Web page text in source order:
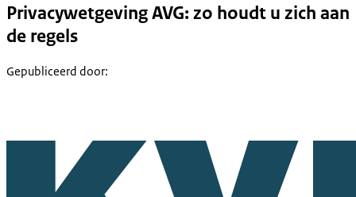
Privacywetgeving AVG: zo houdt u zich aan
de regels
Gepubliceerd door: